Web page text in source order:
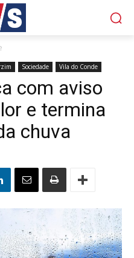
Sociedade Vila do Conde
com aviso
e termina
chuva